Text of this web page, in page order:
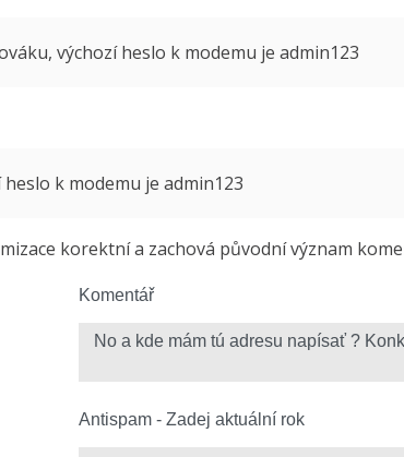
výchozí heslo k modemu je admin123
heslo k modemu je admin123
korektní a zachová původní význam
Komentář
Antispam - Zadej aktuální rok